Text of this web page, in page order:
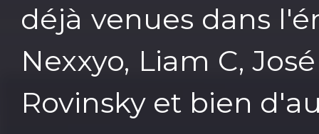
déjà venues dans
Nexxyo, Liam C,
Rovinsky et bien